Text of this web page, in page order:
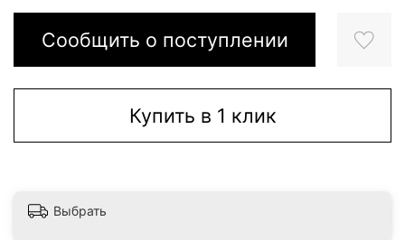
Сообщить о поступлении
Купить в 1 клик
Выбрать